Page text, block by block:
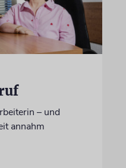
– und
annahm